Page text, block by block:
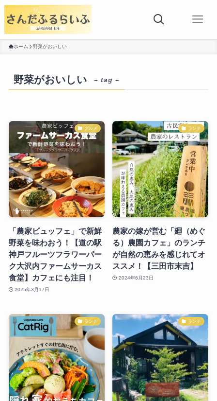
ホーム 野菜がおいしい
野菜がおいしい – tag –
グルメ
「農家ビュッフェ」で新鮮
野菜を味わおう！【道の駅
神戸フルーツフラワーパー
ク大沢内ファームサーカス
食堂】カフェにも注目！
2025年3月17日
ランチ
農家の嫁が営む「廻（めぐ
る）農園カフェ」のランチ
が自然の恵みを感じれてオ
ススメ！【三田市末吉】
2024年6月23日
ランチ ランチ